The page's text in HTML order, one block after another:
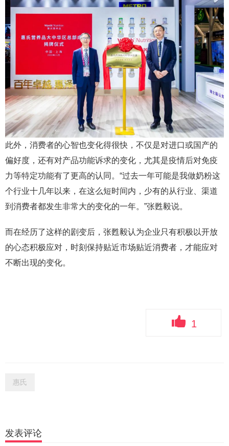
此外，消费者的心智也变化得很快，不仅是对进口或国产的
偏好度，还有对产品功能诉求的变化，尤其是疫情后对免疫
力等特定功能有了更高的认同。“过去一年可能是我做奶粉这
个行业十几年以来，在这么短时间内，少有的从行业、渠道
到消费者都发生非常大的变化的一年。”张甦毅说。
而在经历了这样的剧变后，张甦毅认为企业只有积极以开放
的心态积极应对，时刻保持贴近市场贴近消费者，才能应对
不断出现的变化。
1
惠氏
发表评论